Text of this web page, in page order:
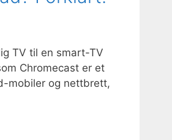
TV til en smart-TV
Chromecast er et
mobiler og nettbrett,